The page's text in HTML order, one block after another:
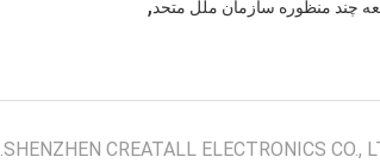
SHENZHEN CREATALL ELECTRONICS CO.,